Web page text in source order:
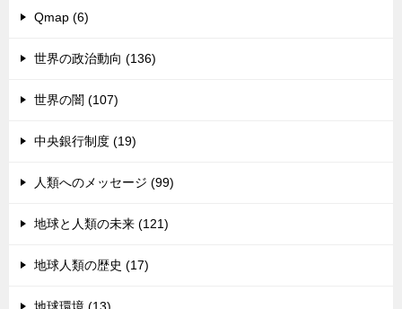
Qmap (6)
世界の政治動向 (136)
世界の闇 (107)
中央銀行制度 (19)
人類へのメッセージ (99)
地球と人類の未来 (121)
地球人類の歴史 (17)